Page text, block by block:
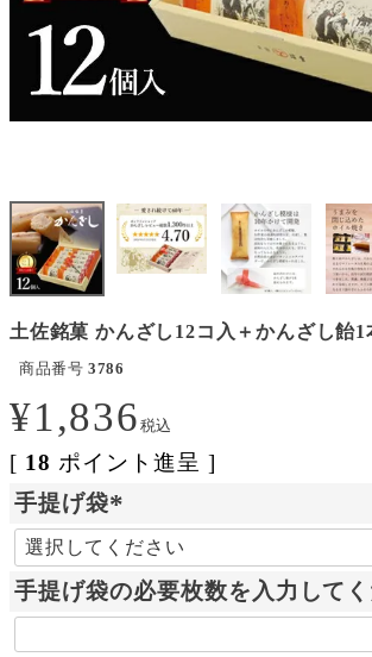
土佐銘菓 かんざし12コ入＋かんざし飴1
商品番号 3786
¥1,836 税込
[ 18 ポイント進呈 ]
手提げ袋
(
必
須
)
手提げ袋の必要枚数を入力してく